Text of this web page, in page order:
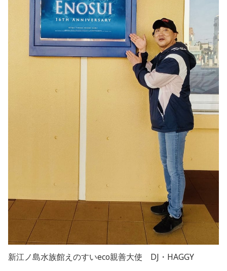
新江ノ島水族館えのすいeco親善大使 DJ・HAGGY